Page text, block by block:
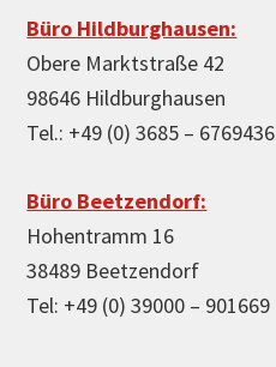
Büro Hildburghausen:
Obere Marktstraße 42
98646 Hildburghausen
Tel.: +49 (0) 3685 – 6769436
Büro Beetzendorf:
Hohentramm 16
38489 Beetzendorf
Tel: +49 (0) 39000 – 901669